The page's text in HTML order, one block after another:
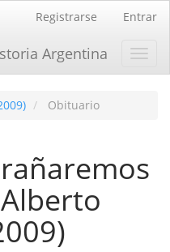
Registrarse Entrar
Argentina
Obituario